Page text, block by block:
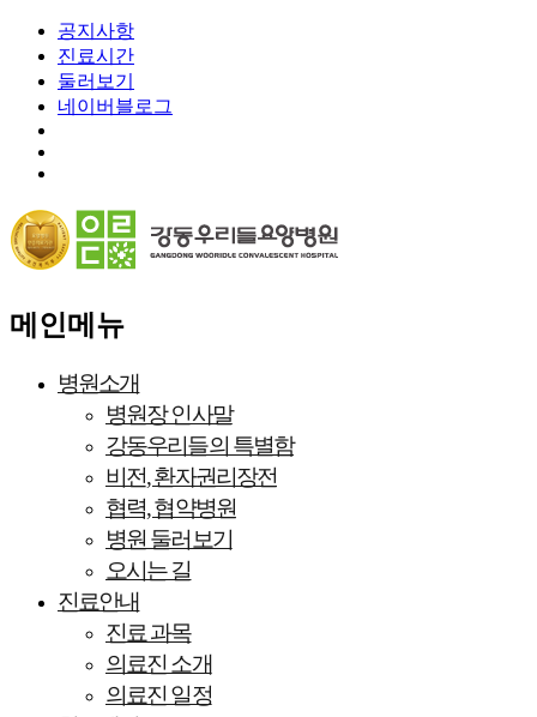
공지사항
진료시간
둘러보기
네이버블로그
메인메뉴
병원소개
병원장 인사말
강동우리들의 특별함
비전, 환자권리장전
협력, 협약병원
병원 둘러보기
오시는 길
진료안내
진료 과목
의료진 소개
의료진 일정